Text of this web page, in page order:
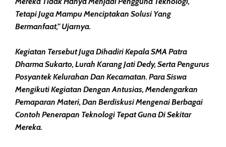
Tetapi Juga Mampu Menciptakan Solusi Yang
Bermanfaat,” Ujarnya.
Kegiatan Tersebut Juga Dihadiri Kepala SMA Patra
Dharma Sukarto, Lurah Karang Jati Dedy, Serta Pengurus
Posyantek Kelurahan Dan Kecamatan. Para Siswa
Mengikuti Kegiatan Dengan Antusias, Mendengarkan
Pemaparan Materi, Dan Berdiskusi Mengenai Berbagai
Contoh Penerapan Teknologi Tepat Guna Di Sekitar
Mereka.